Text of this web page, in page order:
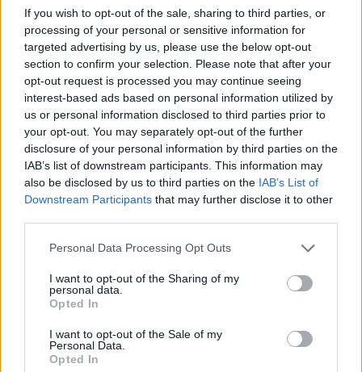
If you wish to opt-out of the sale, sharing to third parties, or
processing of your personal or sensitive information for
targeted advertising by us, please use the below opt-out
section to confirm your selection. Please note that after your
opt-out request is processed you may continue seeing
interest-based ads based on personal information utilized by
us or personal information disclosed to third parties prior to
your opt-out. You may separately opt-out of the further
disclosure of your personal information by third parties on the
IAB’s list of downstream participants. This information may
also be disclosed by us to third parties on the IAB’s List of
Downstream Participants that may further disclose it to other
Personal Data Processing Opt Outs
I want to opt-out of the Sharing of my
personal data.
Opted In
I want to opt-out of the Sale of my
Personal Data.
Opted In
Η αστυνομία του Σαν Φρανσίσκο επιβεβαίωσε
ότι απάντησε σε κλήση για το περιστατικό τη
Δευτέρα, χωρίς όμως να χρειαστεί να κάνει